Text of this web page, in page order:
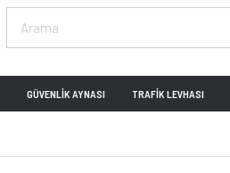
GÜVENLİK AYNASI TRAFİK LEVHASI